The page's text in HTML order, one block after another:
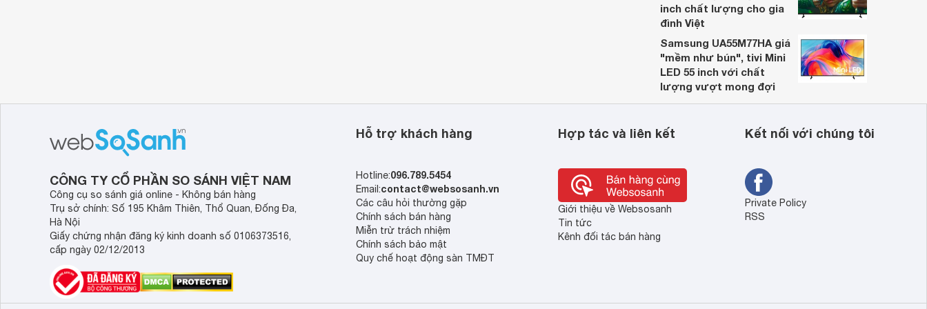
inch chất lượng cho gia
đình Việt
Samsung UA55M77HA giá
"mềm như bún", tivi Mini
LED 55 inch với chất
lượng vượt mong đợi
CÔNG TY CỔ PHẦN SO SÁNH VIỆT NAM
Công cụ so sánh giá online - Không bán hàng
Trụ sở chính: Số 195 Khâm Thiên, Thổ Quan, Đống Đa,
Hà Nội
Giấy chứng nhận đăng ký kinh doanh số 0106373516,
cấp ngày 02/12/2013
Hỗ trợ khách hàng
Hotline:096.789.5454
Email:contact@websosanh.vn
Các câu hỏi thường gặp
Chính sách bán hàng
Miễn trừ trách nhiệm
Chính sách bảo mật
Quy chế hoạt động sàn TMĐT
Hợp tác và liên kết
Giới thiệu về Websosanh
Tin tức
Kênh đối tác bán hàng
Kết nối với chúng tôi
Private Policy
RSS